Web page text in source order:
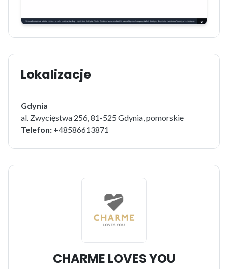
Lokalizacje
Gdynia
al. Zwycięstwa 256, 81-525 Gdynia, pomorskie
Telefon: +48586613871
CHARME LOVES YOU